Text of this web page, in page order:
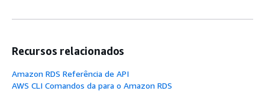
Recursos relacionados
Amazon RDS Referência de API
AWS CLI Comandos da para o Amazon RDS